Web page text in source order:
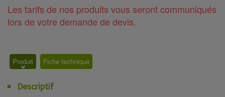
Les tarifs de nos produits vous seront communiqués
lors de votre demande de devis.
Produit Fiche technique
Descriptif